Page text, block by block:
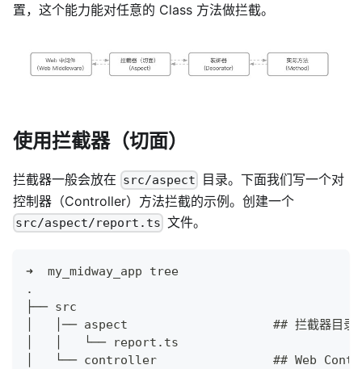
置，这个能力能对任意的 Class 方法做拦截。
使用拦截器（切面）
拦截器一般会放在 src/aspect
目录。下面我们写一个对
控制器（Controller）方法拦截的示例。创建一个
src/aspect/report.ts 文件。
➜  my_midway_app tree
.
├── src
│   │── aspect                    ## 拦截器目录
│   │   └── report.ts
│   └── controller                ## Web